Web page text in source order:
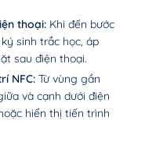
thoại: Khi đến bước
sinh trắc học, áp
sau điện thoại.
NFC: Từ vùng gần
và cạnh dưới điện
hiển thị tiến trình